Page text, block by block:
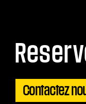
Contactez